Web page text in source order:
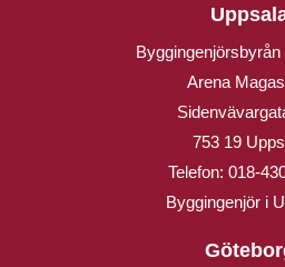
Byggingenjörsbyrån
Arena
753 19
Telefon: 018-
Byggingenjör i